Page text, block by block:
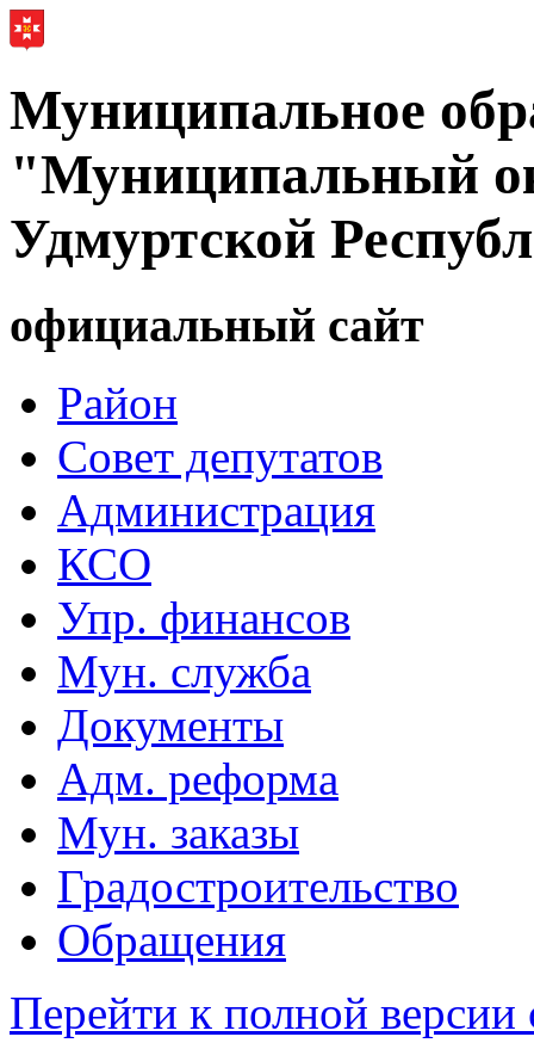
Муниципальное
"Муниципальный
Удмуртской
официальный сайт
Район
Совет депутатов
Администрация
КСО
Упр. финансов
Мун. служба
Документы
Адм. реформа
Мун. заказы
Градостроительство
Обращения
Перейти к полной версии